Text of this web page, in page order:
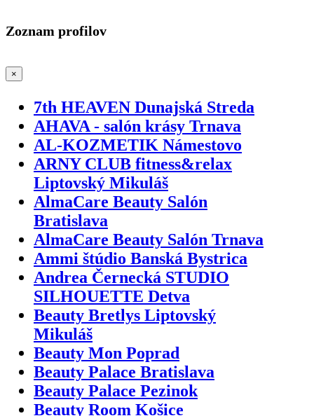
Zoznam profilov
×
7th HEAVEN Dunajská Streda
AHAVA - salón krásy Trnava
AL-KOZMETIK Námestovo
ARNY CLUB fitness&relax
Liptovský Mikuláš
AlmaCare Beauty Salón
Bratislava
AlmaCare Beauty Salón Trnava
Ammi štúdio Banská Bystrica
Andrea Černecká STUDIO
SILHOUETTE Detva
Beauty Bretlys Liptovský
Mikuláš
Beauty Mon Poprad
Beauty Palace Bratislava
Beauty Palace Pezinok
Beauty Room Košice